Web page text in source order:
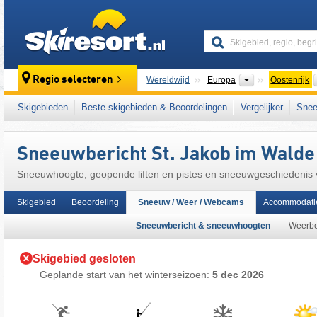
Regio selecteren Wereldwijd Europa Continenten
Oostenrijk
Dit skigebied ligt ook in: Hartberg-Fürstenfeld
centrale deel van de oostelijke Alpen
Europese Unie
Skigebieden Beste skigebieden & Beoordelingen Vergelijker
Sneeuwbericht St. Jakob im Walde
Sneeuwhoogte, geopende liften en pistes en sneeuwgeschiedenis
Skigebied Beoordeling Sneeuw / Weer / Webcams
Sneeuwbericht & sneeuwhoogten
Skigebied gesloten
Geplande start van het winterseizoen: 5 dec 2026